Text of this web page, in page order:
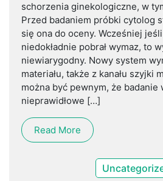
schorzenia ginekologiczne, w
Przed badaniem próbki cytolog
się ona do oceny. Wcześniej
niedokładnie pobrał wymaz, to
niewiarygodny. Nowy system
materiału, także z kanału szyjki
można być pewnym, że badanie
nieprawidłowe […]
Read More